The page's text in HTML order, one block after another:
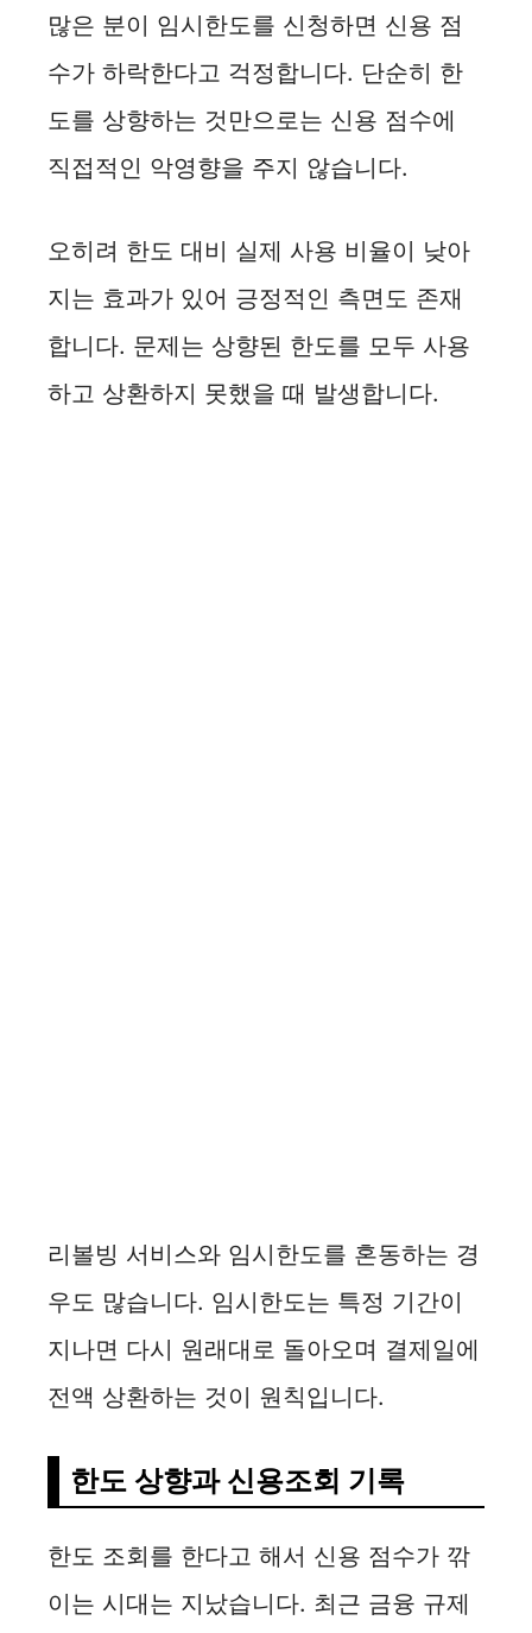
많은 분이 임시한도를 신청하면 신용 점
수가 하락한다고 걱정합니다. 단순히 한
도를 상향하는 것만으로는 신용 점수에
직접적인 악영향을 주지 않습니다.
오히려 한도 대비 실제 사용 비율이 낮아
지는 효과가 있어 긍정적인 측면도 존재
합니다. 문제는 상향된 한도를 모두 사용
하고 상환하지 못했을 때 발생합니다.
리볼빙 서비스와 임시한도를 혼동하는 경
우도 많습니다. 임시한도는 특정 기간이
지나면 다시 원래대로 돌아오며 결제일에
전액 상환하는 것이 원칙입니다.
한도 상향과 신용조회 기록
한도 조회를 한다고 해서 신용 점수가 깎
이는 시대는 지났습니다. 최근 금융 규제